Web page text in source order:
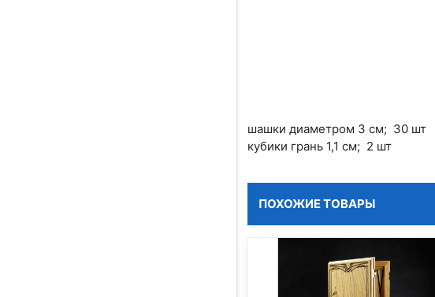
шашки диаметром 3 см; 30 шт
кубики грань 1,1 см; 2 шт
ПОХОЖИЕ ТОВАРЫ